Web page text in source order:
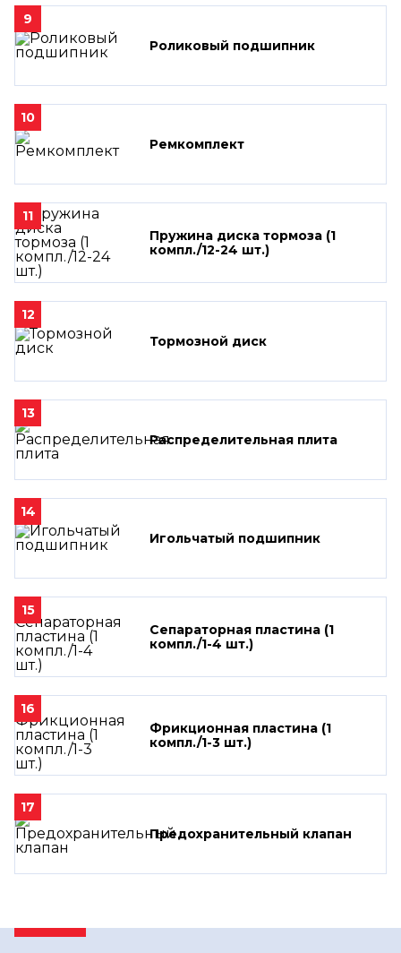
9
Роликовый подшипник
10
Ремкомплект
11
Пружина диска тормоза (1
компл./12-24 шт.)
12
Тормозной диск
13
Распределительная плита
14
Игольчатый подшипник
15
Сепараторная пластина (1
компл./1-4 шт.)
16
Фрикционная пластина (1
компл./1-3 шт.)
17
Предохранительный клапан